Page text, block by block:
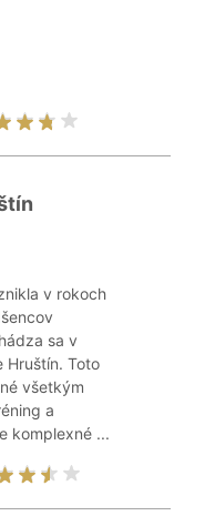
v rokoch
sa v
Hruštín. Toto
všetkým
a
komplexné ...